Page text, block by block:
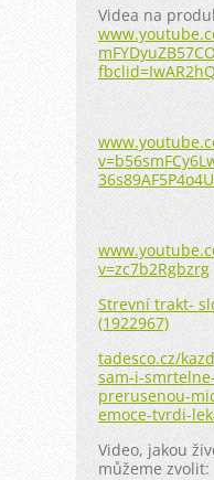
Videa na
v=zc7b2Rgbzrg
Strevní trakt-
(1922967)
tadesco.cz/
sam-i-
prerusenou-
emoce-tvrdi-
Video, jakou
můžeme zvolit: